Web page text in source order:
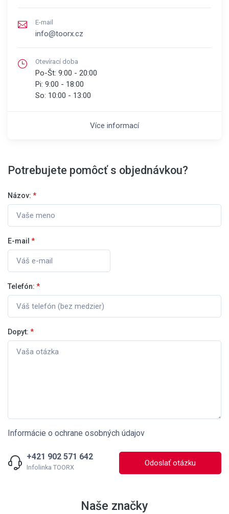
E-mail
info@toorx.cz
Otevírací doba
Po-Št: 9:00 - 20:00
Pi: 9:00 - 18:00
So: 10:00 - 13:00
Více informací
Potrebujete pomôcť s objednávkou?
Názov: *
E-mail *
Telefón: *
Dopyt: *
Informácie o ochrane osobných údajov
+421 902 571 642
Infolinka TOORX Odoslať otázku
Naše značky